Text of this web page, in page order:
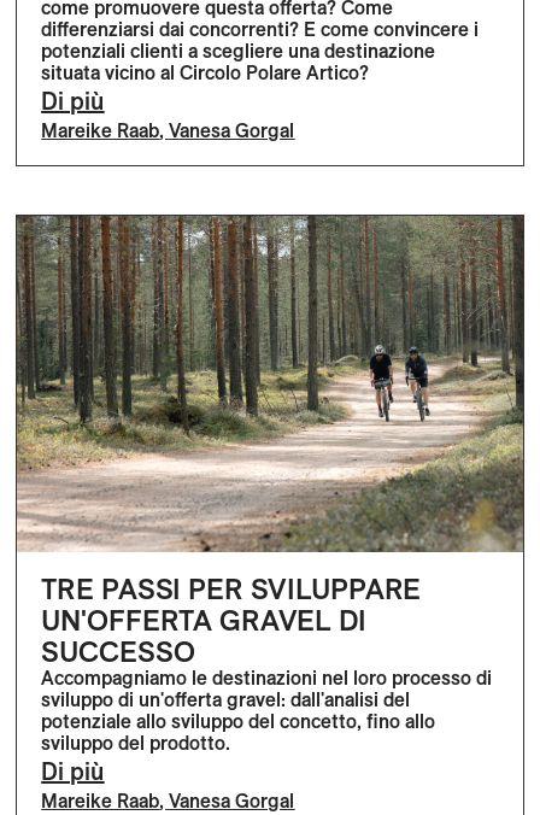
come promuovere questa offerta? Come
differenziarsi dai concorrenti? E come convincere i
potenziali clienti a scegliere una destinazione
situata vicino al Circolo Polare Artico?
Di più
Mareike Raab,Vanesa Gorgal
TRE PASSI PER SVILUPPARE
UN'OFFERTA GRAVEL DI
SUCCESSO
Accompagniamo le destinazioni nel loro processo di
sviluppo di un'offerta gravel: dall'analisi del
potenziale allo sviluppo del concetto, fino allo
sviluppo del prodotto.
Di più
Mareike Raab,Vanesa Gorgal